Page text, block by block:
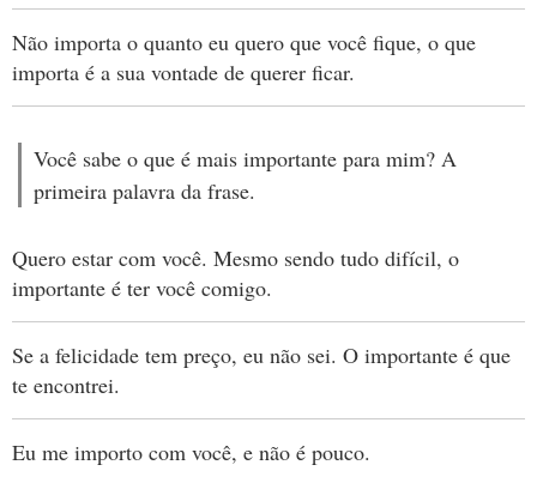
Não importa o quanto eu quero que você fique, o que
importa é a sua vontade de querer ficar.
Você sabe o que é mais importante para mim? A
primeira palavra da frase.
Quero estar com você. Mesmo sendo tudo difícil, o
importante é ter você comigo.
Se a felicidade tem preço, eu não sei. O importante é que
te encontrei.
Eu me importo com você, e não é pouco.